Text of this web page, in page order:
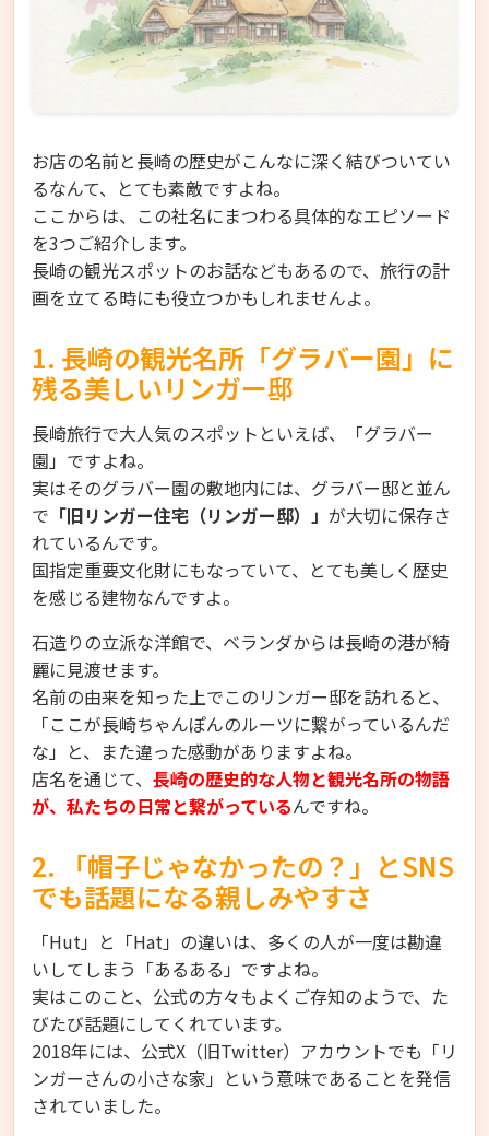
お店の名前と長崎の歴史がこんなに深く結びついてい
るなんて、とても素敵ですよね。
ここからは、この社名にまつわる具体的なエピソード
を3つご紹介します。
長崎の観光スポットのお話などもあるので、旅行の計
画を立てる時にも役立つかもしれませんよ。
1. 長崎の観光名所「グラバー園」に
残る美しいリンガー邸
長崎旅行で大人気のスポットといえば、「グラバー
園」ですよね。
実はそのグラバー園の敷地内には、グラバー邸と並ん
で 「旧リンガー住宅（リンガー邸）」 が大切に保存さ
れているんです。
国指定重要文化財にもなっていて、とても美しく歴史
を感じる建物なんですよ。
石造りの立派な洋館で、ベランダからは長崎の港が綺
麗に見渡せます。
名前の由来を知った上でこのリンガー邸を訪れると、
「ここが長崎ちゃんぽんのルーツに繋がっているんだ
な」と、また違った感動がありますよね。
店名を通じて、 長崎の歴史的な人物と観光名所の物語
が、私たちの日常と繋がっているんですね。
2. 「帽子じゃなかったの？」とSNS
でも話題になる親しみやすさ
「Hut」と「Hat」の違いは、多くの人が一度は勘違
いしてしまう「あるある」ですよね。
実はこのこと、公式の方々もよくご存知のようで、た
びたび話題にしてくれています。
2018年には、公式X（旧Twitter）アカウントでも「リ
ンガーさんの小さな家」という意味であることを発信
されていました。